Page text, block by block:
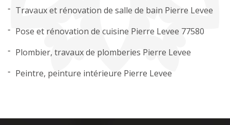
Travaux et rénovation de salle de bain Pierre Levee
Pose et rénovation de cuisine Pierre Levee 77580
Plombier, travaux de plomberies Pierre Levee
Peintre, peinture intérieure Pierre Levee